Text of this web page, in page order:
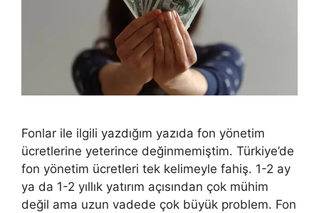
Fonlar ile ilgili yazdığım yazıda fon yönetim
ücretlerine yeterince değinmemiştim. Türkiye’de
fon yönetim ücretleri tek kelimeyle fahiş. 1-2 ay
ya da 1-2 yıllık yatırım açısından çok mühim
değil ama uzun vadede çok büyük problem. Fon